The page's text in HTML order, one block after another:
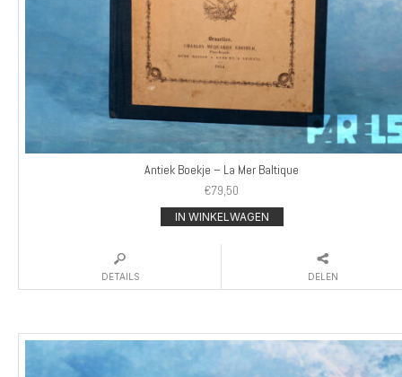
Antiek Boekje – La Mer Baltique
€79,50
IN WINKELWAGEN
DETAILS DELEN